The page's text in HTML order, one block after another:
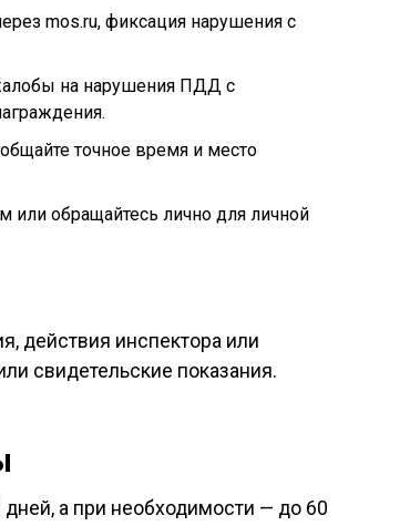
mos.ru, фиксация нарушения с
на нарушения ПДД с
точное время и место
обращайтесь лично для личной
действия инспектора или
свидетельские показания.
а при необходимости — до 60